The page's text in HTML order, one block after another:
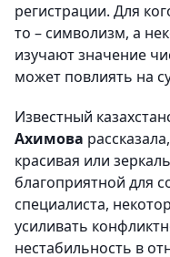
регистрации. Для
то – символизм, а
изучают значение
может повлиять на
Известный
Ахимова
красивая или
благоприятной для
специалиста,
усиливать
нестабильность в